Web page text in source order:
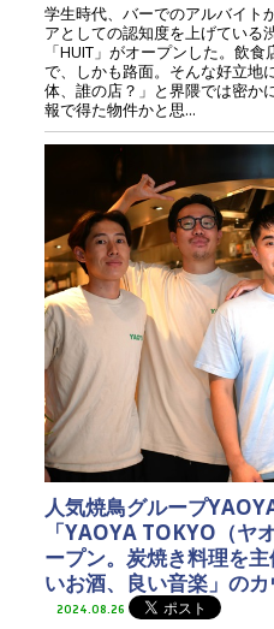
学生時代、バーでのアルバイト
アとしての認知度を上げている
「HUIT」がオープンした。飲
で、しかも路面。そんな好立地
体、誰の店？」と界隈では密か
報で得た物件かと思...
人気焼鳥グループ
「YAOYA TOKYO（ヤ
ープン。炭焼き料理を
いお酒、良い音楽」の
2024.08.26